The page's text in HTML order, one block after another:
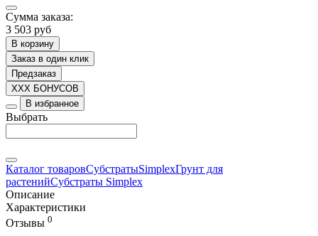
Сумма заказа:
3 503 руб
В корзину
Заказ в один клик
Предзаказ
XXX БОНУСОВ
В избранное
Выбрать
Каталог товаровСубстратыSimplexГрунт для
растенийСубстраты Simplex
Описание
Характеристики
Отзывы 0